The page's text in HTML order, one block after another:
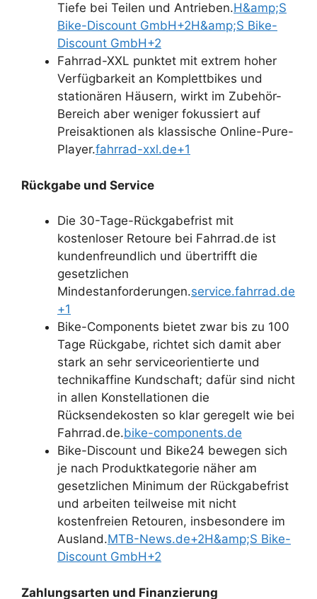
Tiefe bei Teilen und Antrieben.H&amp;S
Bike-Discount GmbH+2H&amp;S Bike-
Discount GmbH+2
Fahrrad-XXL punktet mit extrem hoher
Verfügbarkeit an Komplettbikes und
stationären Häusern, wirkt im Zubehör-
Bereich aber weniger fokussiert auf
Preisaktionen als klassische Online-Pure-
Player.fahrrad-xxl.de+1
Rückgabe und Service
Die 30-Tage-Rückgabefrist mit
kostenloser Retoure bei Fahrrad.de ist
kundenfreundlich und übertrifft die
gesetzlichen
Mindestanforderungen.service.fahrrad.de
+1
Bike-Components bietet zwar bis zu 100
Tage Rückgabe, richtet sich damit aber
stark an sehr serviceorientierte und
technikaffine Kundschaft; dafür sind nicht
in allen Konstellationen die
Rücksendekosten so klar geregelt wie bei
Fahrrad.de.bike-components.de
Bike-Discount und Bike24 bewegen sich
je nach Produktkategorie näher am
gesetzlichen Minimum der Rückgabefrist
und arbeiten teilweise mit nicht
kostenfreien Retouren, insbesondere im
Ausland.MTB-News.de+2H&amp;S Bike-
Discount GmbH+2
Zahlungsarten und Finanzierung